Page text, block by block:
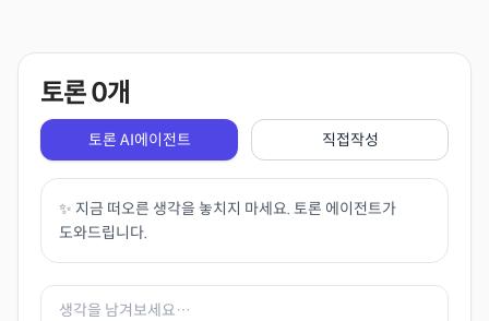
토론0개
토론 AI에이전트 직접작성
✨ 지금 떠오른 생각을 놓치지 마세요. 토론 에이전트가
도와드립니다.